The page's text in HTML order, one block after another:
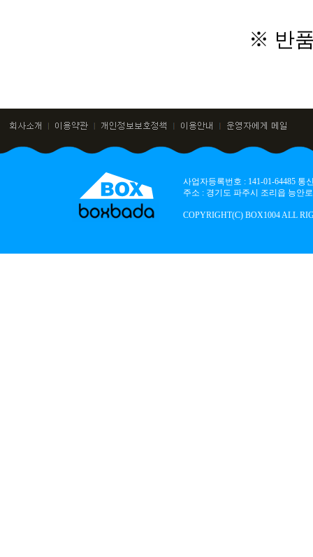
※ 반
사업자등록번호 : 141-01-64485
주소 : 경기도 파주시 조리읍 능안
COPYRIGHT(C) BOX1004 ALL